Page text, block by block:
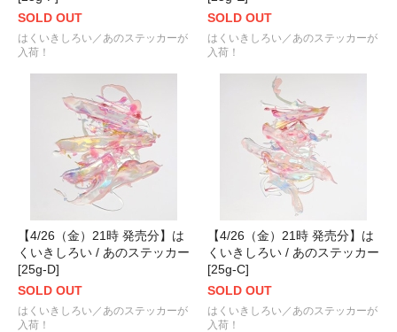
SOLD OUT
はくいきしろい／あのステッカーが
入荷！
SOLD OUT
はくいきしろい／あのステッカーが
入荷！
【4/26（金）21時 発売分】は
くいきしろい / あのステッカー
[25g-D]
SOLD OUT
はくいきしろい／あのステッカーが
入荷！
【4/26（金）21時 発売分】は
くいきしろい / あのステッカー
[25g-C]
SOLD OUT
はくいきしろい／あのステッカーが
入荷！